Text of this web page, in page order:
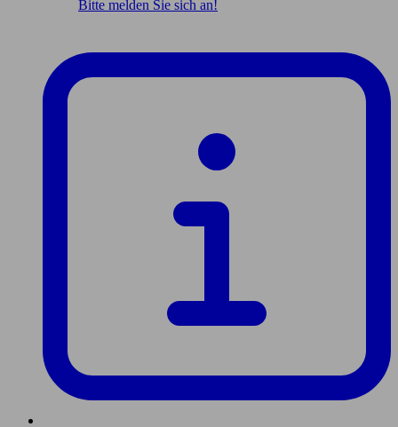
Bitte melden Sie sich an!